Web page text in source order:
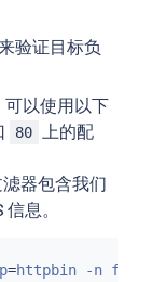
验证目标负
可以使用以下
80
上的配
器包含我们
息。
=httpbin -n foo -